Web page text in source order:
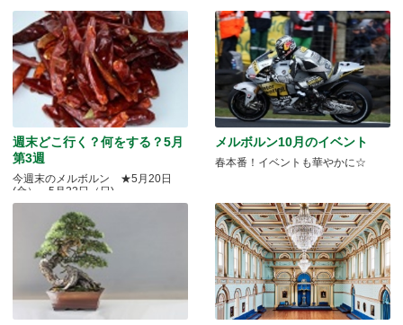
週末どこ行く？何をする？5月
第3週
今週末のメルボルン ★5月20日
(金）～5月22日（日)
メルボルン10月のイベント
春本番！イベントも華やかに☆